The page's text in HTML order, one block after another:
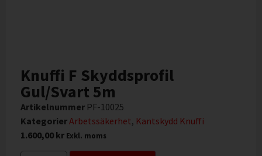
Knuffi F Skyddsprofil
Gul/Svart 5m
Artikelnummer PF-10025
KategorierArbetssäkerhet, Kantskydd Knuffi
1.600,00 kr Exkl. moms